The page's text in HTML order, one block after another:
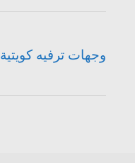
وجهات ترفيه كويتية